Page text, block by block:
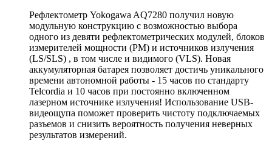
Рефлектометр Yokogawa AQ7280 получил новую
модульную конструкцию с возможностью выбора
одного из девяти рефлектометрических модулей, блоков
измерителей мощности (PM) и источников излучения
(LS/SLS) , в том числе и видимого (VLS). Новая
аккумуляторная батарея позволяет достичь уникального
времени автономной работы - 15 часов по стандарту
Telcordia и 10 часов при постоянно включенном
лазерном источнике излучения! Использование USB-
видеощупа поможет проверить чистоту подключаемых
разъемов и снизить вероятность получения неверных
результатов измерений.